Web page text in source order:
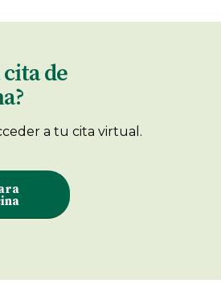
cita de
a tu cita virtual.